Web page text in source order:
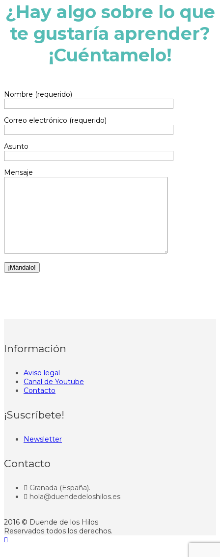
¿Hay algo sobre lo que
te gustaría aprender?
¡Cuéntamelo!
Nombre (requerido)
Correo electrónico (requerido)
Asunto
Mensaje
Información
Aviso legal
Canal de Youtube
Contacto
¡Suscríbete!
Newsletter
Contacto
Granada (España).
hola@duendedeloshilos.es
2016 © Duende de los Hilos
Reservados todos los derechos.